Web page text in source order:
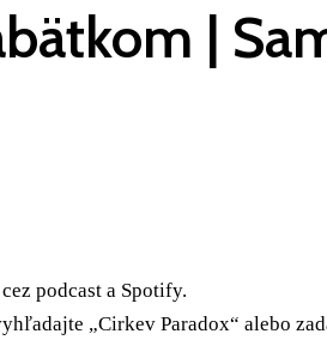
|
podcast a Spotify.
„Cirkev Paradox“ alebo